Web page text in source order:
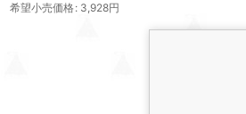
希望小売価格: 3,928円